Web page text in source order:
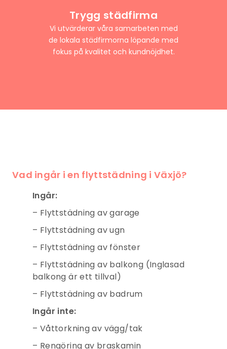
Trygg städfirma
Vi utvärderar våra samarbeten med
de lokala städfirmorna löpande med
fokus på kvalitet och kundnöjdhet.
Vad ingår i en flyttstädning i Växjö?
Ingår:
– Flyttstädning av garage
– Flyttstädning av ugn
– Flyttstädning av fönster
– Flyttstädning av balkong (Inglasad
balkong är ett tillval)
– Flyttstädning av badrum
Ingår inte:
– Våttorkning av vägg/tak
– Rengöring av braskamin